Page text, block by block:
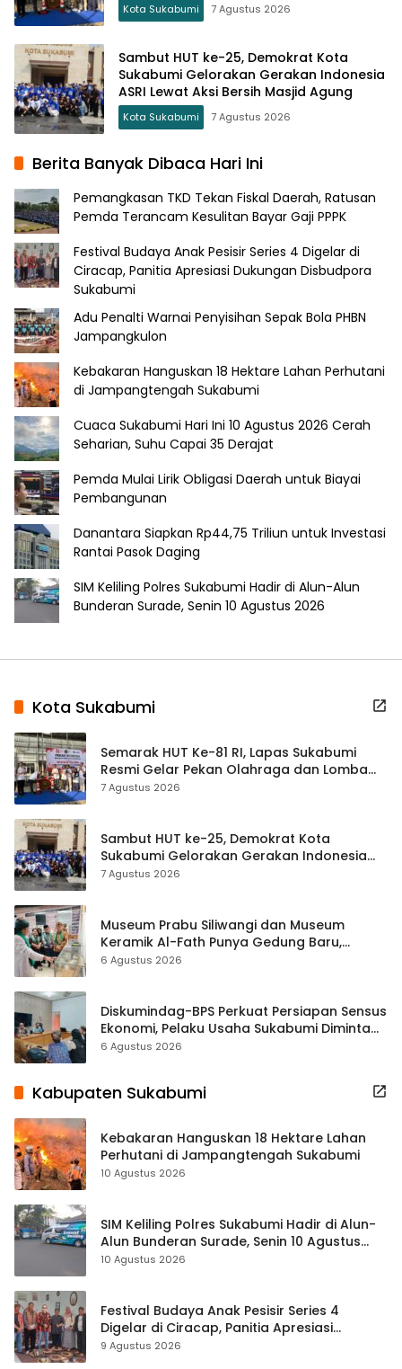
Kota Sukabumi 7 Agustus 2026
Sambut HUT ke-25, Demokrat Kota
Sukabumi Gelorakan Gerakan Indonesia
ASRI Lewat Aksi Bersih Masjid Agung
Kota Sukabumi 7 Agustus 2026
Berita Banyak Dibaca Hari Ini
Pemangkasan TKD Tekan Fiskal Daerah, Ratusan
Pemda Terancam Kesulitan Bayar Gaji PPPK
Festival Budaya Anak Pesisir Series 4 Digelar di
Ciracap, Panitia Apresiasi Dukungan Disbudpora
Sukabumi
Adu Penalti Warnai Penyisihan Sepak Bola PHBN
Jampangkulon
Kebakaran Hanguskan 18 Hektare Lahan Perhutani
di Jampangtengah Sukabumi
Cuaca Sukabumi Hari Ini 10 Agustus 2026 Cerah
Seharian, Suhu Capai 35 Derajat
Pemda Mulai Lirik Obligasi Daerah untuk Biayai
Pembangunan
Danantara Siapkan Rp44,75 Triliun untuk Investasi
Rantai Pasok Daging
SIM Keliling Polres Sukabumi Hadir di Alun-Alun
Bunderan Surade, Senin 10 Agustus 2026
Kota Sukabumi
Semarak HUT Ke-81 RI, Lapas Sukabumi
Resmi Gelar Pekan Olahraga dan Lomba
Tradisional
7 Agustus 2026
Sambut HUT ke-25, Demokrat Kota
Sukabumi Gelorakan Gerakan Indonesia
ASRI Lewat Aksi Bersih Masjid Agung
7 Agustus 2026
Museum Prabu Siliwangi dan Museum
Keramik Al-Fath Punya Gedung Baru,
Hampir 500 Koleksi Dipisahkan
6 Agustus 2026
Diskumindag-BPS Perkuat Persiapan Sensus
Ekonomi, Pelaku Usaha Sukabumi Diminta
Terbuka Beri Data
6 Agustus 2026
Kabupaten Sukabumi
Kebakaran Hanguskan 18 Hektare Lahan
Perhutani di Jampangtengah Sukabumi
10 Agustus 2026
SIM Keliling Polres Sukabumi Hadir di Alun-
Alun Bunderan Surade, Senin 10 Agustus
2026
10 Agustus 2026
Festival Budaya Anak Pesisir Series 4
Digelar di Ciracap, Panitia Apresiasi
Dukungan Disbudpora Sukabumi
9 Agustus 2026